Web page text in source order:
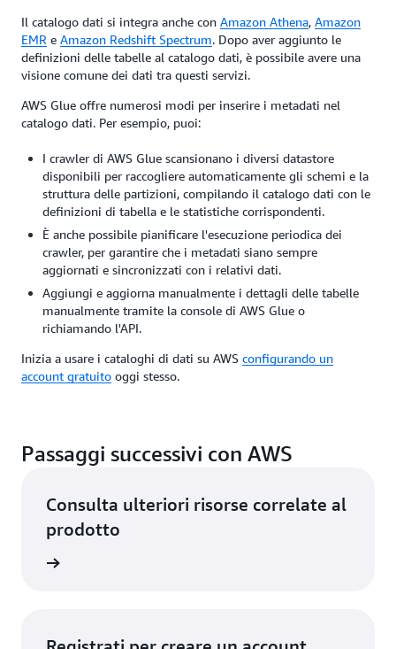
Il catalogo dati si integra anche con Amazon Athena, Amazon
EMR e Amazon Redshift Spectrum. Dopo aver aggiunto le
definizioni delle tabelle al catalogo dati, è possibile avere una
visione comune dei dati tra questi servizi.
AWS Glue offre numerosi modi per inserire i metadati nel
catalogo dati. Per esempio, puoi:
I crawler di AWS Glue scansionano i diversi datastore
disponibili per raccogliere automaticamente gli schemi e la
struttura delle partizioni, compilando il catalogo dati con le
definizioni di tabella e le statistiche corrispondenti.
È anche possibile pianificare l'esecuzione periodica dei
crawler, per garantire che i metadati siano sempre
aggiornati e sincronizzati con i relativi dati.
Aggiungi e aggiorna manualmente i dettagli delle tabelle
manualmente tramite la console di AWS Glue o
richiamando l'API.
Inizia a usare i cataloghi di dati su AWS configurando un
account gratuito oggi stesso.
Passaggi successivi con AWS
Consulta ulteriori risorse correlate al
prodotto